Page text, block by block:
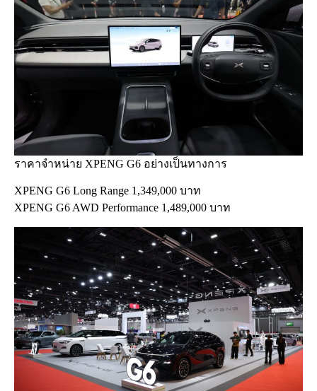
ราคาจำหน่าย XPENG G6 อย่างเป็นทางการ
XPENG G6 Long Range 1,349,000 บาท
XPENG G6 AWD Performance 1,489,000 บาท